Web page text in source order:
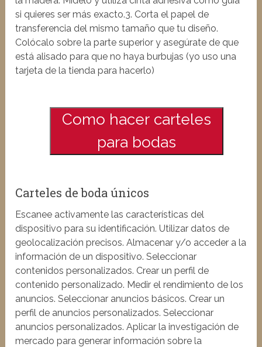
si quieres ser más exacto.3. Corta el papel de
transferencia del mismo tamaño que tu diseño.
Colócalo sobre la parte superior y asegúrate de que
está alisado para que no haya burbujas (yo uso una
tarjeta de la tienda para hacerlo)
Como hacer carteles
para bodas
Carteles de boda únicos
Escanee activamente las características del
dispositivo para su identificación. Utilizar datos de
geolocalización precisos. Almacenar y/o acceder a la
información de un dispositivo. Seleccionar
contenidos personalizados. Crear un perfil de
contenido personalizado. Medir el rendimiento de los
anuncios. Seleccionar anuncios básicos. Crear un
perfil de anuncios personalizados. Seleccionar
anuncios personalizados. Aplicar la investigación de
mercado para generar información sobre la